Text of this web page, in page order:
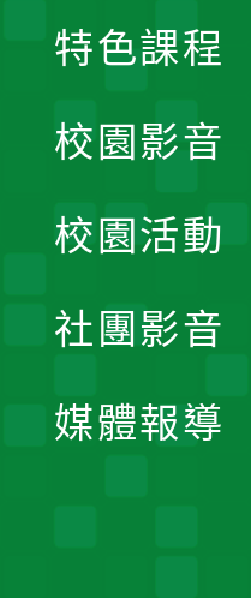
特色課程
校園影音
校園活動
社團影音
媒體報導